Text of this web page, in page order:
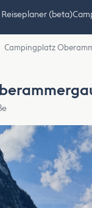
(beta)
Campingplatz